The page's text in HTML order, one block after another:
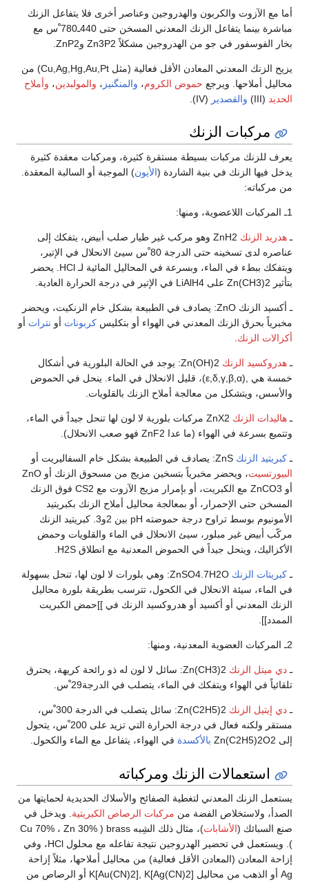
أما مع الآزوت والكربون والهدروجين وعناصر أخرى فلا يتفاعل الزنك
مباشرة بينما يتفاعل الزنك المعدني المسخن حتى 440ـ780 ْس مع
بخار الفوسفور في جو من الهدروجين مشكلاً Zn3P2 وZnP2.
يزيح الزنك المعدني المعادن الأقل فعالية (مثل Cu,Ag,Hg,Au,Pt) من
محاليل أملاحها. ويرجع حموض الكروم، والمنگنيز ، والمولبدين، وأملاح
الحديد (III) والقصدير (IV).
مركبات الزنك
يعرف للزنك مركبات بسيطة مستقرة كثيرة، ومركبات معقدة كثيرة
يدخل فيها الزنك في بنية الشاردة (الأيون) الموجبة أو السالبة المعقدة.
من مركباته:
1ـ المركبات اللاعضوية، ومنها:
ـ هدريد الزنك
ZnH2 وهو مركب غير طيار صلب أبيض، يتفكك إلى
عناصره لدى تسخينه حتى الدرجة 80 ْس سيئ الانحلال في الإتير،
ويتفكك ببطء في الماء، وبسرعة في المحاليل المائية لـ HCl. يحضر
بتأثير Zn(CH3)2 على LiAlH4 في الإتير في درجة الحرارة العادية.
ـ أكسيد الزنك ZnO: يصادف في الطبيعة بشكل خام الزنكيت، ويحضر
مخبرياً بحرق الزنك المعدني في الهواء أو بتكليس كربونات أو نترات أو
أكزالات الزنك
ـ هدروكسيد الزنك
Zn(OH)2: يوجد في الحالة البلورية في أشكال
خمسة هي ,(ε,δ,γ,β,α)، قليل الانحلال في الماء. ينحل في الحموض
والأسس، ويتشكل من معالجة أملاح الزنك بالقلويات.
ـ هاليدات الزنك
ZnX2 مركبات بلورية لا لون لها تنحل جيداً في الماء،
وتتميع بسرعة في الهواء (ما عدا ZnF2 فهو صعب الانحلال).
ـ كبريتيد الزنك
البيورتسيت
، ويحضر مخبرياً بتسخين مزيج من مسحوق الزنك أو ZnO
أو ZnCO3 مع الكبريت، أو بإمرار مزيج الآزوت مع CS2 فوق الزنك
المسخن حتى الإحمرار، أو بمعالجة محاليل أملاح الزنك بكبريتيد
الأمونيوم بوسط تراوح درجة حموضته pH بين 2و3. كبريتيد الزنك
مركّب أبيض غير مبلور، سيئ الانحلال في الماء والقلويات وحمض
الأكزاليك، وينحل جيداً في الحموض المعدنية مع انطلاق H2S.
ـ كبريتات الزنك
ZnSO4.7H2O: وهي بلورات لا لون لها، تنحل بسهولة
في الماء، سيئة الانحلال في الكحول، تترسب بطريقة بلورة محاليل
الزنك المعدني أو أكسيد أو هدروكسيد الزنك في ]]حمض الكبريت
الممدد]].
2ـ المركبات العضوية المعدنية، ومنها:
ـ دي ميتل الزنك
Zn(CH3)2: سائل لا لون له ذو رائحة كريهة، يحترق
تلقائياً في الهواء ويتفكك في الماء، يتصلب في الدرجة29 ْس.
ـ دي إيتيل الزنك
Zn(C2H5)2: سائل يتصلب في الدرجة 300 ْس،
مستقر ولكنه فعال في درجة الحرارة التي تزيد على 200 ْس، يتحول
إلى Zn(C2H5)2O2
بالأكسدة في الهواء، يتفاعل مع الماء والكحول.
استعمالات الزنك ومركباته
يستعمل الزنك المعدني لتغطية الصفائح والأسلاك الحديدية لحمايتها من
الصدأ، ولاستخلاص الفضة من مركبات الرصاص الكبريتية. ويدخل في
صنع السبائك (الأشابات
)، مثال ذلك الشِبه Cu 70% ، Zn 30% ) brass
). ويستعمل في تحضير الهدروجين نتيجة تفاعله مع محلول HCl، وفي
إزاحة المعادن (المعادن الأقل فعالية) من محاليل أملاحها، مثلاً إزاحة
Ag أو الذهب من محاليل K[Au(CN)2], K[Ag(CN)2] أو الرصاص من